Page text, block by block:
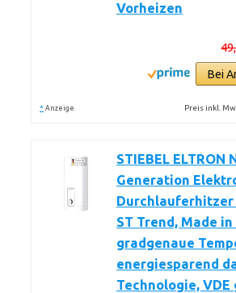
Vorheizen
Bei
* Anzeige Preis inkl.
STIEBEL ELTRON
Generation
Durchlauferhitzer
ST Trend, Made in
gradgenaue
energiesparend
Technologie,